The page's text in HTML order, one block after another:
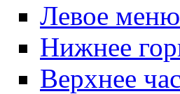
Левое меню
Нижнее
Верхнее